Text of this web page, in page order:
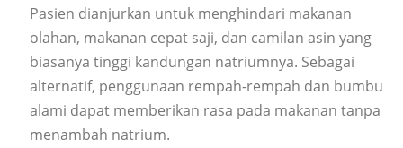
Pasien dianjurkan untuk menghindari makanan
olahan, makanan cepat saji, dan camilan asin yang
biasanya tinggi kandungan natriumnya. Sebagai
alternatif, penggunaan rempah-rempah dan bumbu
alami dapat memberikan rasa pada makanan tanpa
menambah natrium.